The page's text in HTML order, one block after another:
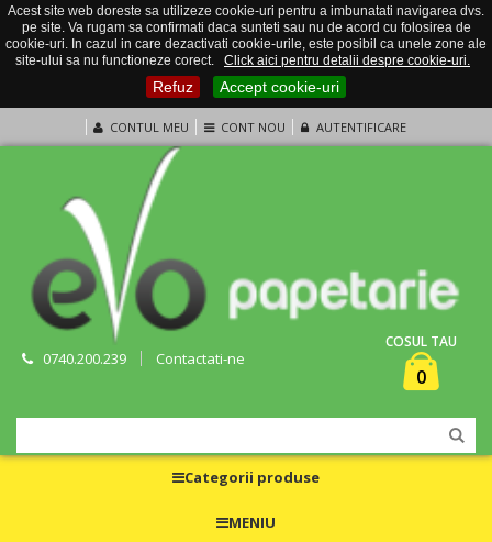
Acest site web doreste sa utilizeze cookie-uri pentru a imbunatati navigarea dvs.
pe site. Va rugam sa confirmati daca sunteti sau nu de acord cu folosirea de
cookie-uri. In cazul in care dezactivati cookie-urile, este posibil ca unele zone ale
site-ului sa nu functioneze corect.
Click aici pentru detalii despre cookie-uri.
Refuz Accept cookie-uri
CONTUL MEU CONT NOU AUTENTIFICARE
0740.200.239 Contactati-ne
COSUL TAU
0
Categorii produse
MENIU